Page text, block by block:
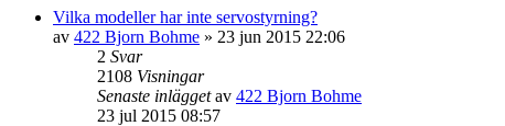
Vilka modeller har inte servostyrning?
av 422 Bjorn Bohme » 23 jun 2015 22:06
2 Svar
2108 Visningar
Senaste inläggetav 422 Bjorn Bohme
23 jul 2015 08:57